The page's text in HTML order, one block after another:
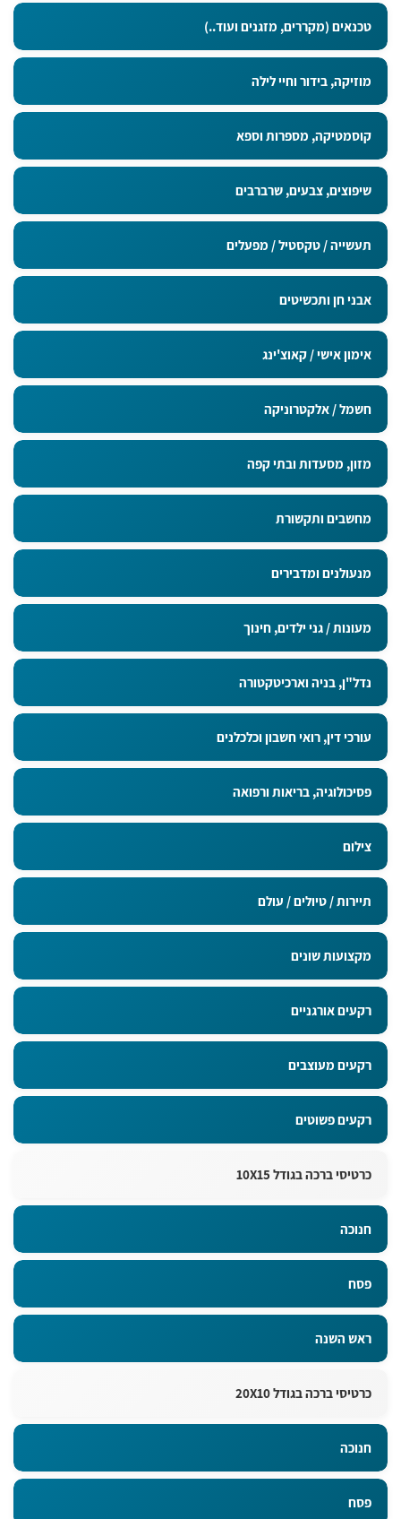
טכנאים (מקררים, מזגנים ועוד..)
מוזיקה, בידור וחיי לילה
קוסמטיקה, מספרות וספא
שיפוצים, צבעים, שרברבים
תעשייה / טקסטיל / מפעלים
אבני חן ותכשיטים
אימון אישי / קאוצ'ינג
חשמל / אלקטרוניקה
מזון, מסעדות ובתי קפה
מחשבים ותקשורת
מנעולנים ומדבירים
מעונות / גני ילדים, חינוך
נדל"ן, בניה וארכיטקטורה
עורכי דין, רואי חשבון וכלכלנים
פסיכולוגיה, בריאות ורפואה
צילום
תיירות / טיולים / עולם
מקצועות שונים
רקעים אורגניים
רקעים מעוצבים
רקעים פשוטים
כרטיסי ברכה בגודל 10X15
חנוכה
פסח
ראש השנה
כרטיסי ברכה בגודל 20X10
חנוכה
פסח